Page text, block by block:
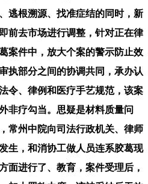
逃根溯源、找准症结的同时，新
前去市场进行调整，针对正在律
案件中，放大个案的警示防止效
执部分之间的协调共同，承办认
令、律例和医疗手艺规范，该案
非疗勾当。思疑是材料质量问
常州中院向司法行政机关、律师
生，和消协工做人员连系胶葛现
面进行了、教育，案件受理后，